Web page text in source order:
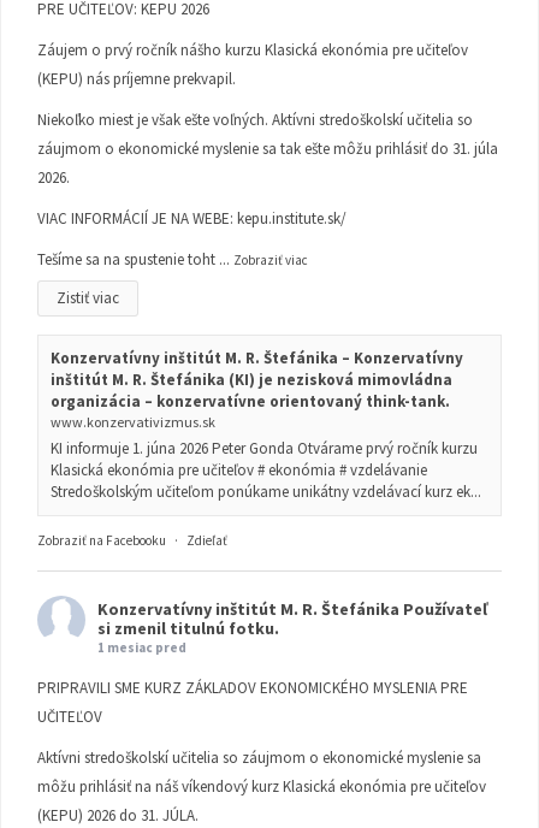
PRE UČITEĽOV: KEPU 2026
Záujem o prvý ročník nášho kurzu Klasická ekonómia pre učiteľov
(KEPU) nás príjemne prekvapil.
Niekoľko miest je však ešte voľných. Aktívni stredoškolskí učitelia so
záujmom o ekonomické myslenie sa tak ešte môžu prihlásiť do 31. júla
2026.
VIAC INFORMÁCIÍ JE NA WEBE: kepu.institute.sk/
Tešíme sa na spustenie toht ... Zobraziť viac
Zistiť viac
Konzervatívny inštitút M. R. Štefánika – Konzervatívny
inštitút M. R. Štefánika (KI) je nezisková mimovládna
organizácia – konzervatívne orientovaný think-tank.
www.konzervativizmus.sk
KI informuje 1. júna 2026 Peter Gonda Otvárame prvý ročník kurzu
Klasická ekonómia pre učiteľov # ekonómia # vzdelávanie
Stredoškolským učiteľom ponúkame unikátny vzdelávací kurz ek...
Zobraziť na Facebooku · Zdieľať
Konzervatívny inštitút M. R. Štefánika Používateľ
si zmenil titulnú fotku.
1 mesiac pred
PRIPRAVILI SME KURZ ZÁKLADOV EKONOMICKÉHO MYSLENIA PRE
UČITEĽOV
Aktívni stredoškolskí učitelia so záujmom o ekonomické myslenie sa
môžu prihlásiť na náš víkendový kurz Klasická ekonómia pre učiteľov
(KEPU) 2026 do 31. JÚLA.